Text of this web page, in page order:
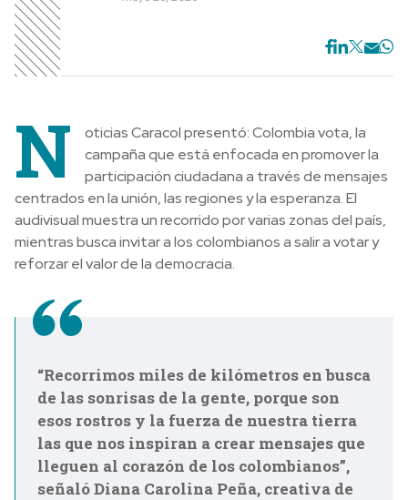
N
oticias Caracol presentó: Colombia vota, la
campaña que está enfocada en promover la
participación ciudadana a través de mensajes
centrados en la unión, las regiones y la esperanza. El
audivisual muestra un recorrido por varias zonas del país,
mientras busca invitar a los colombianos a salir a votar y
reforzar el valor de la democracia.
“Recorrimos miles de kilómetros en busca
de las sonrisas de la gente, porque son
esos rostros y la fuerza de nuestra tierra
las que nos inspiran a crear mensajes que
lleguen al corazón de los colombianos”,
señaló Diana Carolina Peña, creativa de